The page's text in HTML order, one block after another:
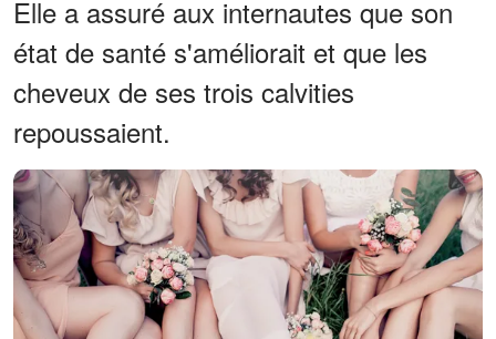
Elle a assuré aux internautes que son
état de santé s'améliorait et que les
cheveux de ses trois calvities
repoussaient.